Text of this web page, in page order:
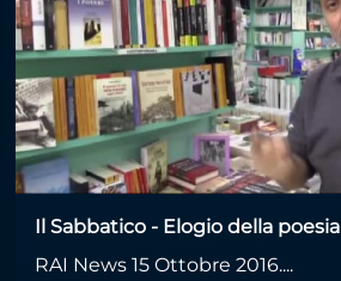
Il Sabbatico - Elogio della poesia
RAI News 15 Ottobre 2016....